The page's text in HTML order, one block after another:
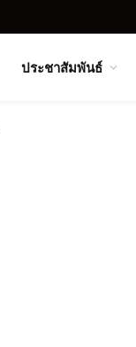
ประชาสัมพันธ์